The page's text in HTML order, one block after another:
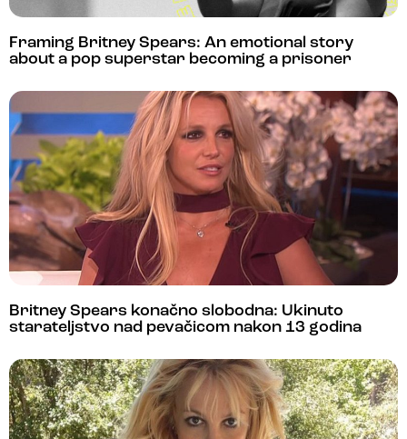
Framing Britney Spears: An emotional story
about a pop superstar becoming a prisoner
Britney Spears konačno slobodna: Ukinuto
starateljstvo nad pevačicom nakon 13 godina